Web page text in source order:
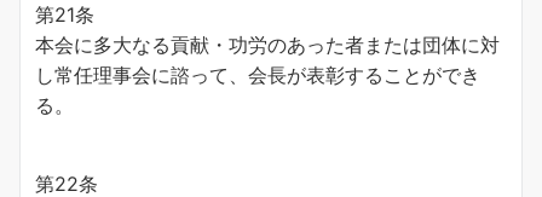
第21条
本会に多大なる貢献・功労のあった者または団体に対
し常任理事会に諮って、会長が表彰することができ
る。
第22条